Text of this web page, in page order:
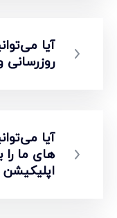
آیا
آیا
های ما